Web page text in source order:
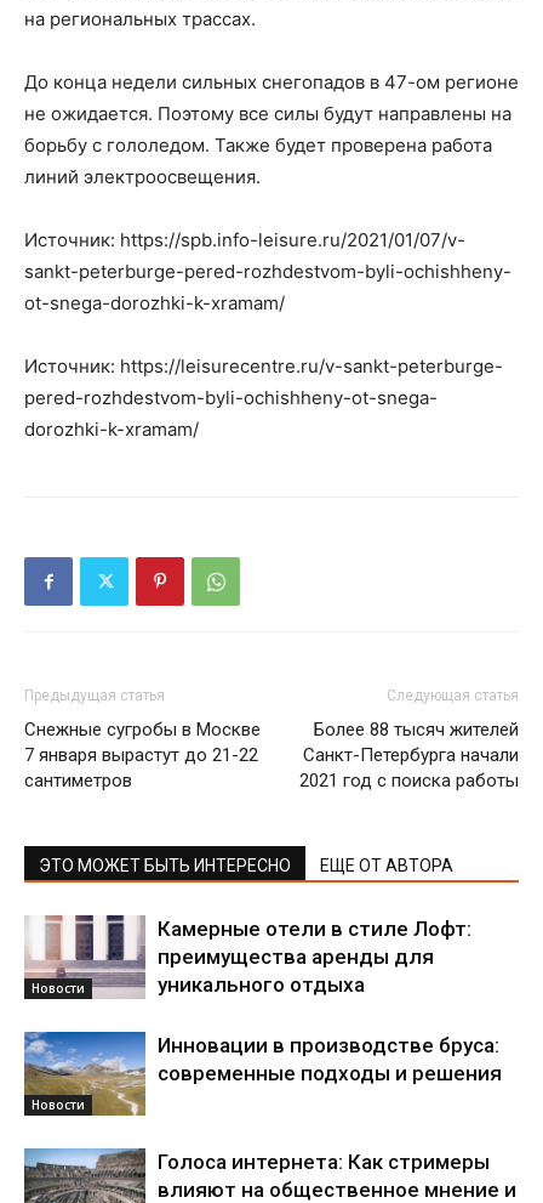
на региональных трассах.
До конца недели сильных снегопадов в 47-ом регионе
не ожидается. Поэтому все силы будут направлены на
борьбу с гололедом. Также будет проверена работа
линий электроосвещения.
Источник: https://spb.info-leisure.ru/2021/01/07/v-
sankt-peterburge-pered-rozhdestvom-byli-ochishheny-
ot-snega-dorozhki-k-xramam/
Источник: https://leisurecentre.ru/v-sankt-peterburge-
pered-rozhdestvom-byli-ochishheny-ot-snega-
dorozhki-k-xramam/
Предыдущая статья
Снежные сугробы в Москве
7 января вырастут до 21-22
сантиметров
Следующая статья
Более 88 тысяч жителей
Санкт-Петербурга начали
2021 год с поиска работы
ЭТО МОЖЕТ БЫТЬ ИНТЕРЕСНО ЕЩЕ ОТ АВТОРА
Новости
Камерные отели в стиле Лофт:
преимущества аренды для
уникального отдыха
Новости
Инновации в производстве бруса:
современные подходы и решения
Голоса интернета: Как стримеры
влияют на общественное мнение и